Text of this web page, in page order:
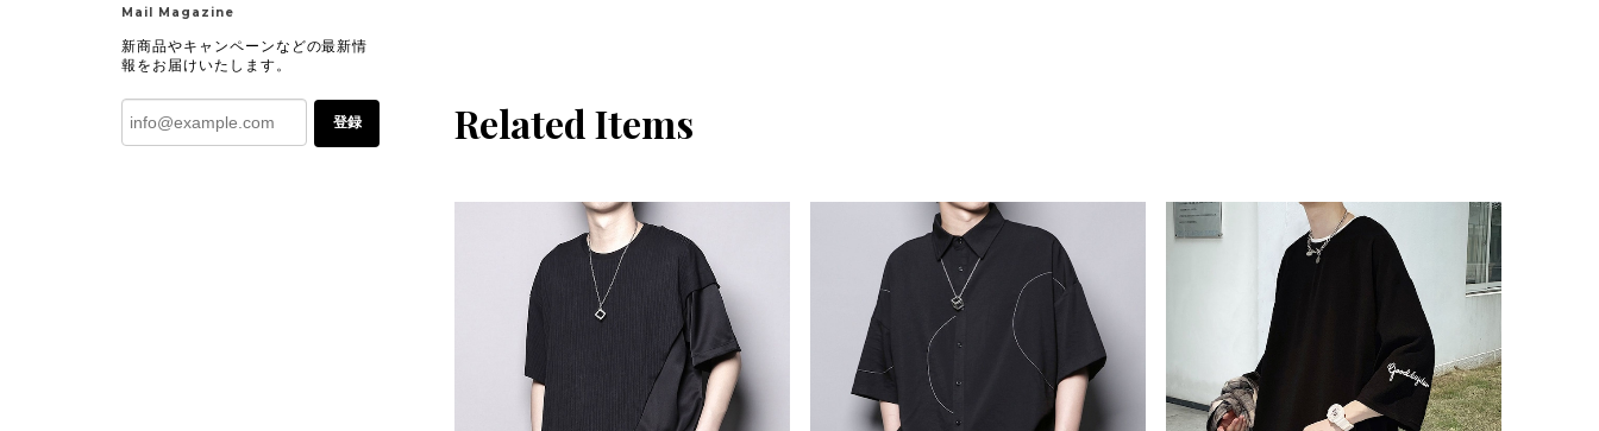
Related Items
Mail Magazine
新商品やキャンペーンなどの最新情
報をお届けいたします。
登録